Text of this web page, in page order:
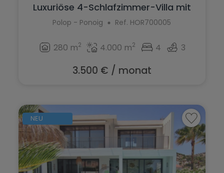
Luxuriöse 4-Schlafzimmer-Villa mit
gro�...
Polop - Ponoig Ref. HOR700005
280 m2 4.000 m2 4 3
3.500 € / monat
NEU